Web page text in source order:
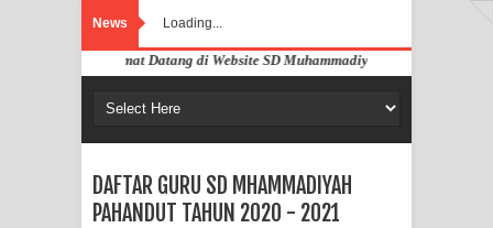
News Loading...
Selamat Datang di Website SD Muhammadiyah Pahandut Palangka
DAFTAR GURU SD MHAMMADIYAH
PAHANDUT TAHUN 2020 - 2021